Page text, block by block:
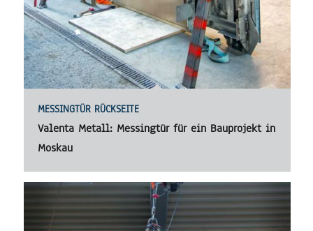
MESSINGTÜR RÜCKSEITE
Valenta Metall: Messingtür für ein Bauprojekt in
Moskau